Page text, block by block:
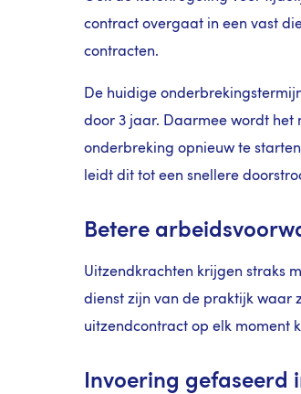
contract overgaat in een vast
contracten.
De huidige
door 3 jaar. Daarmee wordt het
onderbreking opnieuw te
leidt dit tot een snellere
Betere
Uitzendkrachten krijgen straks
dienst zijn van de praktijk waar
uitzendcontract op elk moment
Invoering gefaseerd